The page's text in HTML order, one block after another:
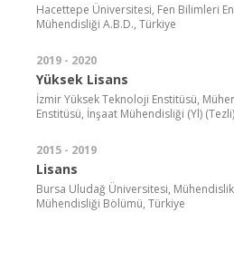
Hacettepe Üniversitesi, Fen Bilimleri
Mühendisliği A.B.D., Türkiye
2019 - 2020
Yüksek Lisans
İzmir Yüksek Teknoloji Enstitüsü,
Enstitüsü, İnşaat Mühendisliği (Yl)
2015 - 2019
Lisans
Bursa Uludağ Üniversitesi,
Mühendisliği Bölümü, Türkiye